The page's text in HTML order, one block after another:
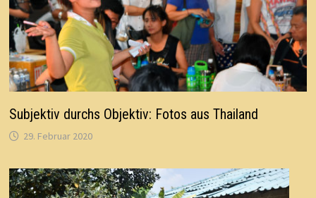
Subjektiv durchs Objektiv: Fotos aus Thailand
29. Februar 2020